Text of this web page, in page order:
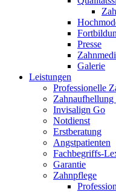
Presse
Galerie
Leistungen
Professionelle
Invisalign Go
Notdienst
Erstberatung
Angstpatienten
Fachbegriffs-
Garantie
Zahnpflege